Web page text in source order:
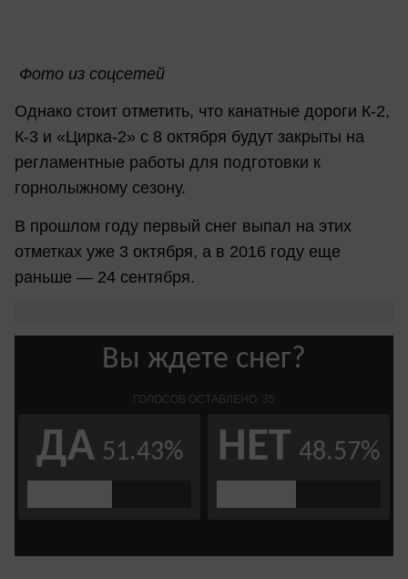
Фото из соцсетей
Однако стоит отметить, что канатные дороги К-2,
К-3 и «Цирка-2» с 8 октября будут закрыты на
регламентные работы для подготовки к
горнолыжному сезону.
В прошлом году первый снег выпал на этих
отметках уже 3 октября, а в 2016 году еще
раньше — 24 сентября.